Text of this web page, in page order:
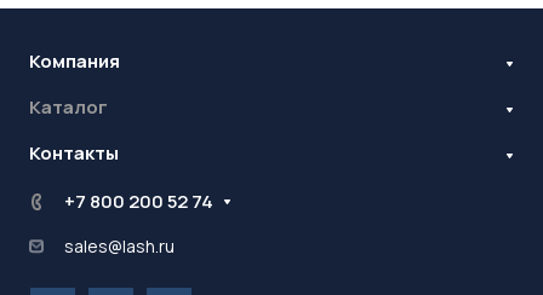
Компания
Бренды
Блог
Каталог
Наращивание ресниц
Ламинирование ресниц и бровей
Контакты
Стань оптовиком
Контрактное производство
+7 800 200 52 74
sales@lash.ru